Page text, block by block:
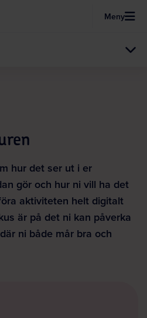
Meny
hur det ser ut i er
gör och hur ni vill ha det
aktiviteten helt digitalt
är på det ni kan påverka
ni både mår bra och